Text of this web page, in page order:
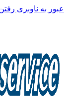
عبور به ناوبری